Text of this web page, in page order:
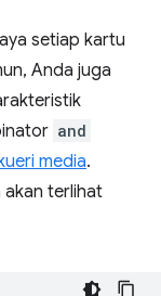
setiap kartu
Anda juga
and
media.
akan terlihat